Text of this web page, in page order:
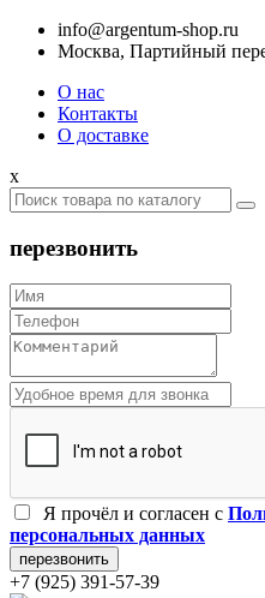
info@argentum-shop.ru
Москва, Партийный
О нас
Контакты
О доставке
x
перезвонить
Я прочёл и согласен c
персональных данных
+7 (925) 391-57-39